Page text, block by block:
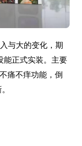
与大的变化，期
能正式实装。主要
痛不痒功能，倒